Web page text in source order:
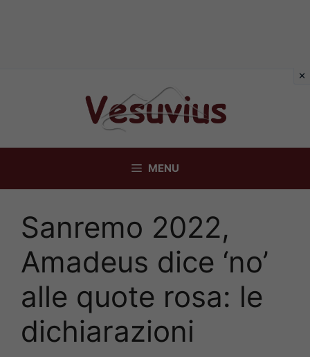
MENU
Sanremo 2022,
Amadeus dice ‘no’
alle quote rosa: le
dichiarazioni